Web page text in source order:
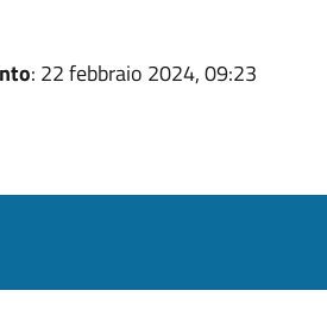
: 22 febbraio 2024, 09:23